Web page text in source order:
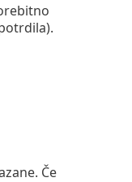
Če